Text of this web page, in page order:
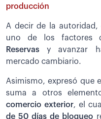
producción
A decir de la autoridad,
uno de los factores
Reservasy avanzar
mercado cambiario.
Asimismo, expresó que
suma a otros
comercio exterior, el
de 50 días de bloqueo